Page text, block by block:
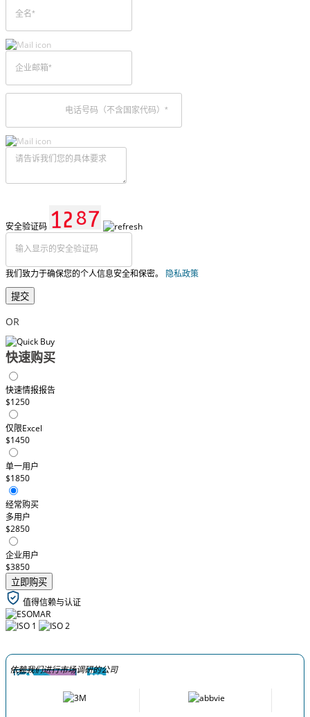
安全验证码
我们致力于确保您的个人信息安全和保密。 隐私政策
提交
OR
快速购买
快速情报报告
$1250
仅限Excel
$1450
单一用户
$1850
经常购买
多用户
$2850
企业用户
$3850
立即购买
值得信赖与认证
依赖我们进行市场调研的公司